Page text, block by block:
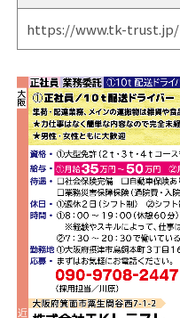
https://www.tk-trust.jp/